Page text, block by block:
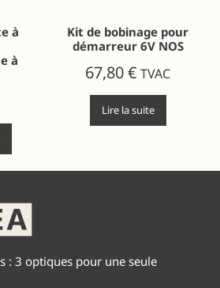
à
à
Kit de bobinage pour
démarreur 6V NOS
67,80€ TVAC
Lire la suite
: 3 optiques pour une seule